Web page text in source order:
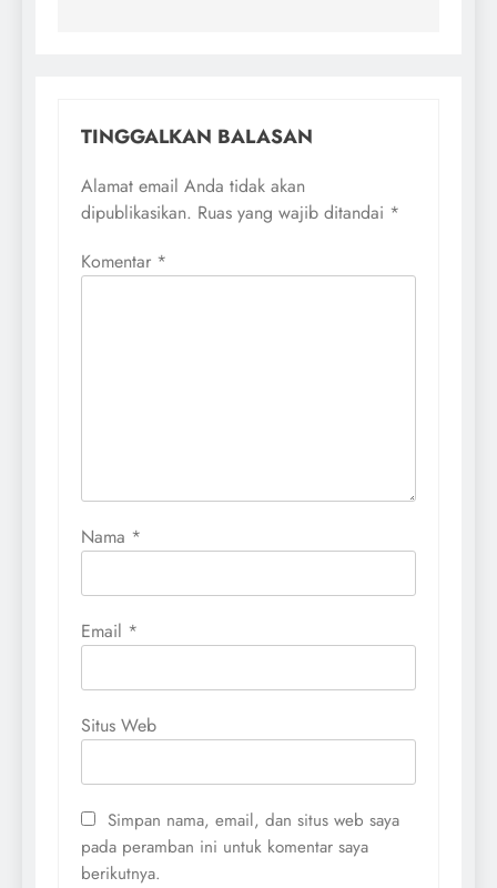
TINGGALKAN BALASAN
Alamat email Anda tidak akan
dipublikasikan. Ruas yang wajib ditandai *
Komentar *
Nama *
Email *
Situs Web
Simpan nama, email, dan situs web saya
pada peramban ini untuk komentar saya
berikutnya.